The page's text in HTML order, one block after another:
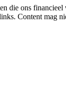
die ons
Content mag